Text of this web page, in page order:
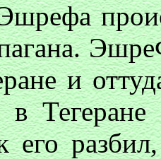
и
в
его